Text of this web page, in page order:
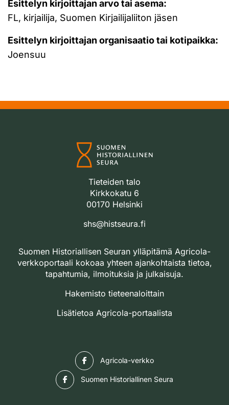
Esittelyn kirjoittajan arvo tai asema:
FL, kirjailija, Suomen Kirjailijaliiton jäsen
Esittelyn kirjoittajan organisaatio tai kotipaikka:
Joensuu
Tieteiden talo
Kirkkokatu 6
00170 Helsinki
shs@histseura.fi
Suomen Historiallisen Seuran ylläpitämä Agricola-
verkkoportaali kokoaa yhteen ajankohtaista tietoa,
tapahtumia, ilmoituksia ja julkaisuja.
Hakemisto tieteenaloittain
Lisätietoa Agricola-portaalista
Agricola-verkko
Suomen Historiallinen Seura